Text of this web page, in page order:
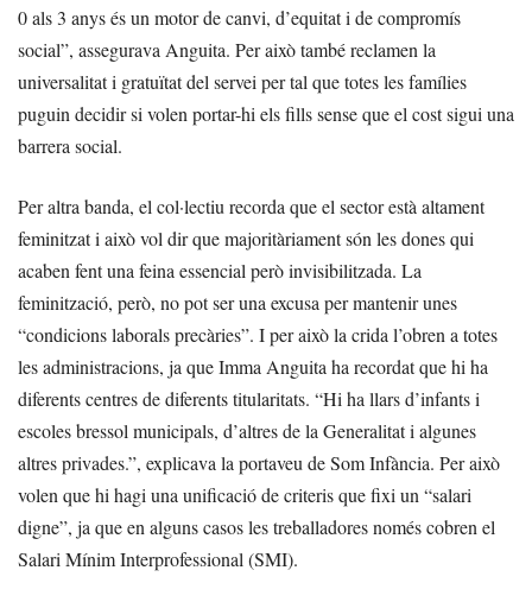
0 als 3 anys és un motor de canvi, d’equitat i de compromís
social”, assegurava Anguita. Per això també reclamen la
universalitat i gratuïtat del servei per tal que totes les famílies
puguin decidir si volen portar-hi els fills sense que el cost sigui una
barrera social.
Per altra banda, el col·lectiu recorda que el sector està altament
feminitzat i això vol dir que majoritàriament són les dones qui
acaben fent una feina essencial però invisibilitzada. La
feminització, però, no pot ser una excusa per mantenir unes
“condicions laborals precàries”. I per això la crida l’obren a totes
les administracions, ja que Imma Anguita ha recordat que hi ha
diferents centres de diferents titularitats. “Hi ha llars d’infants i
escoles bressol municipals, d’altres de la Generalitat i algunes
altres privades.”, explicava la portaveu de Som Infància. Per això
volen que hi hagi una unificació de criteris que fixi un “salari
digne”, ja que en alguns casos les treballadores només cobren el
Salari Mínim Interprofessional (SMI).